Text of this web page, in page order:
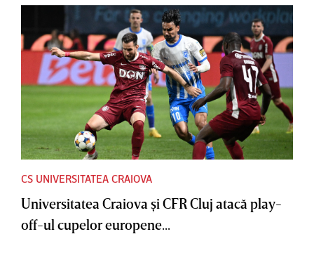
CS UNIVERSITATEA CRAIOVA
Universitatea Craiova şi CFR Cluj atacă play-
off-ul cupelor europene...